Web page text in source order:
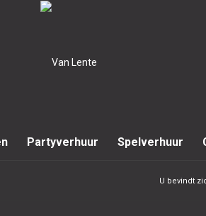
Partyverhuur Spelverhuur
U bevindt